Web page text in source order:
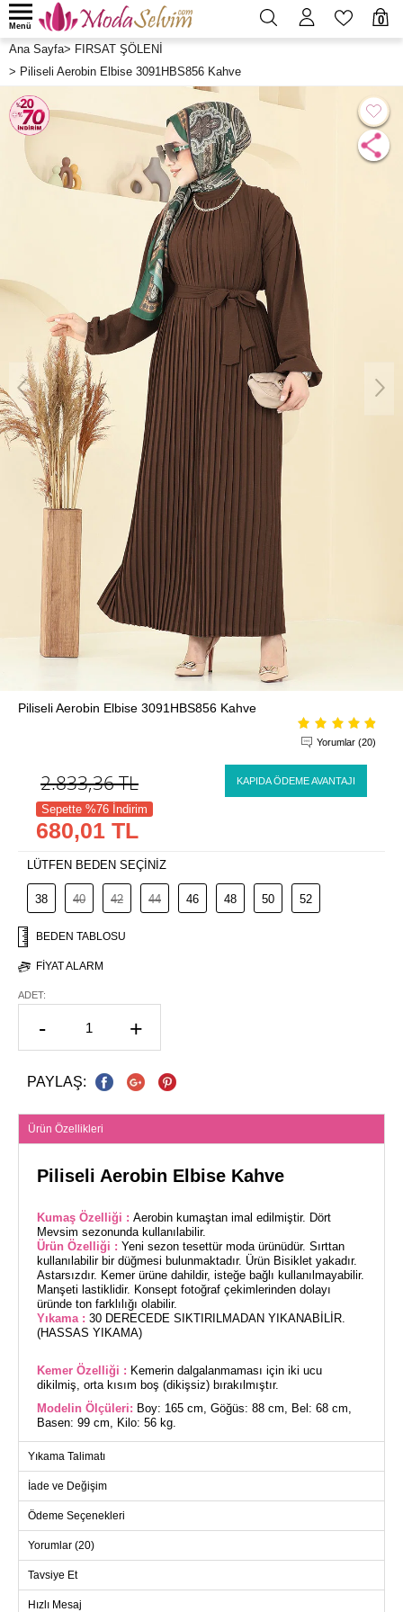
0
Menü
Ana Sayfa> FIRSAT ŞÖLENİ
> Piliseli Aerobin Elbise 3091HBS856 Kahve
Piliseli Aerobin Elbise 3091HBS856 Kahve
Yorumlar (20)
2.833,36TL KAPIDA ÖDEME AVANTAJI
Sepette %76 İndirim
680,01 TL
LÜTFEN BEDEN SEÇİNİZ
38 40 42 44 46 48 50 52
BEDEN TABLOSU
FIYAT ALARM
ADET:
- +
PAYLAŞ:
Ürün Özellikleri
Piliseli Aerobin Elbise Kahve
Kumaş Özelliği : Aerobin kumaştan imal edilmiştir. Dört
Mevsim sezonunda kullanılabilir.
Ürün Özelliği : Yeni sezon tesettür moda ürünüdür. Sırttan
kullanılabilir bir düğmesi bulunmaktadır. Ürün Bisiklet yakadır.
Astarsızdır. Kemer ürüne dahildir, isteğe bağlı kullanılmayabilir.
Manşeti lastiklidir. Konsept fotoğraf çekimlerinden dolayı
üründe ton farklılığı olabilir.
Yıkama : 30 DERECEDE SIKTIRILMADAN YIKANABİLİR.
(HASSAS YIKAMA)
Kemer Özelliği : Kemerin dalgalanmaması için iki ucu
dikilmiş, orta kısım boş (dikişsiz) bırakılmıştır.
Modelin Ölçüleri: Boy: 165 cm, Göğüs: 88 cm, Bel: 68 cm,
Basen: 99 cm, Kilo: 56 kg.
(Modelin üzerindeki ürün 38 bedendir.)
Piliseli Aerobin Elbise, dört mevsim rahatlıkla
kullanabileceğiniz bir tesettür modası örneğidir. 30 derecede
hassas yıkama programında yıkanabilen bu elbise, aerobin
kumaştan üretilmiştir. Bisiklet yaka ve astarsız tasarımı ile
modern ve şık bir görünüm sunar. Sırttan düğme detayı ve
lastikli manşetler ise hem fonksiyonel hem de estetik bir
dokunuş katmaktadır. Günlük kullanımınızda konfor ve şıklığı
bir arada sunan bu elbise, gardırobunuzun vazgeçilmez
parçalarından biri olacak.
ELBİSE BEDEN ÖLÇÜLERİ
Yıkama Talimatı
İade ve Değişim
Ödeme Seçenekleri
Yorumlar (20)
Tavsiye Et
Hızlı Mesaj